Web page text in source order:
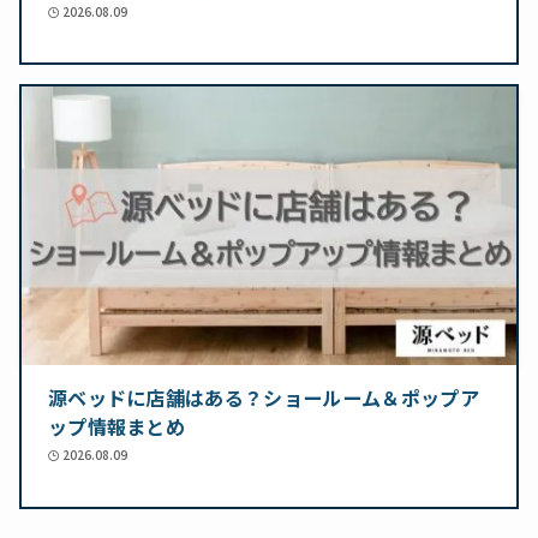
2026.08.09
源ベッドに店舗はある？ショールーム＆ポップア
ップ情報まとめ
2026.08.09